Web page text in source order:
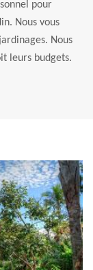
pour
Nous vous
Nous
leurs budgets.